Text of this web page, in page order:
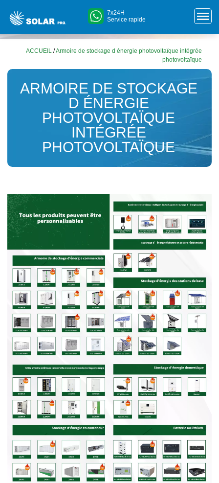
7x24H
Service rapide
ACCUEIL /Armoire de stockage d énergie photovoltaïque intégrée
photovoltaïque
ARMOIRE DE STOCKAGE
D ÉNERGIE
PHOTOVOLTAÏQUE
INTÉGRÉE
PHOTOVOLTAÏQUE